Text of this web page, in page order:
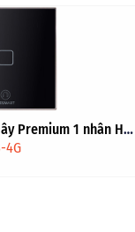
Premium 1 nhân HV
4G